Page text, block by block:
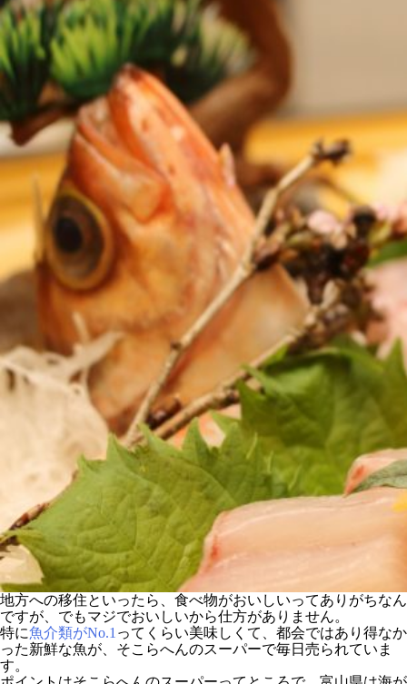
地方への移住といったら、食べ物がおいしいってありがちなん
ですが、でもマジでおいしいから仕方がありません。
特に魚介類がNo.1 ってくらい美味しくて、都会ではあり得なか
った新鮮な魚が、そこらへんのスーパーで毎日売られていま
す。